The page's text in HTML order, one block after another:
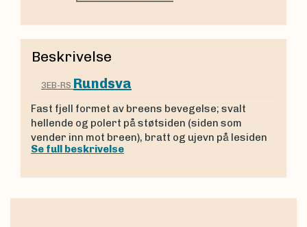
Beskrivelse
3EB-RS Rundsva
Fast fjell formet av breens bevegelse; svalt
hellende og polert på støtsiden (siden som
vender inn mot breen), bratt og ujevn på lesiden
Se full beskrivelse